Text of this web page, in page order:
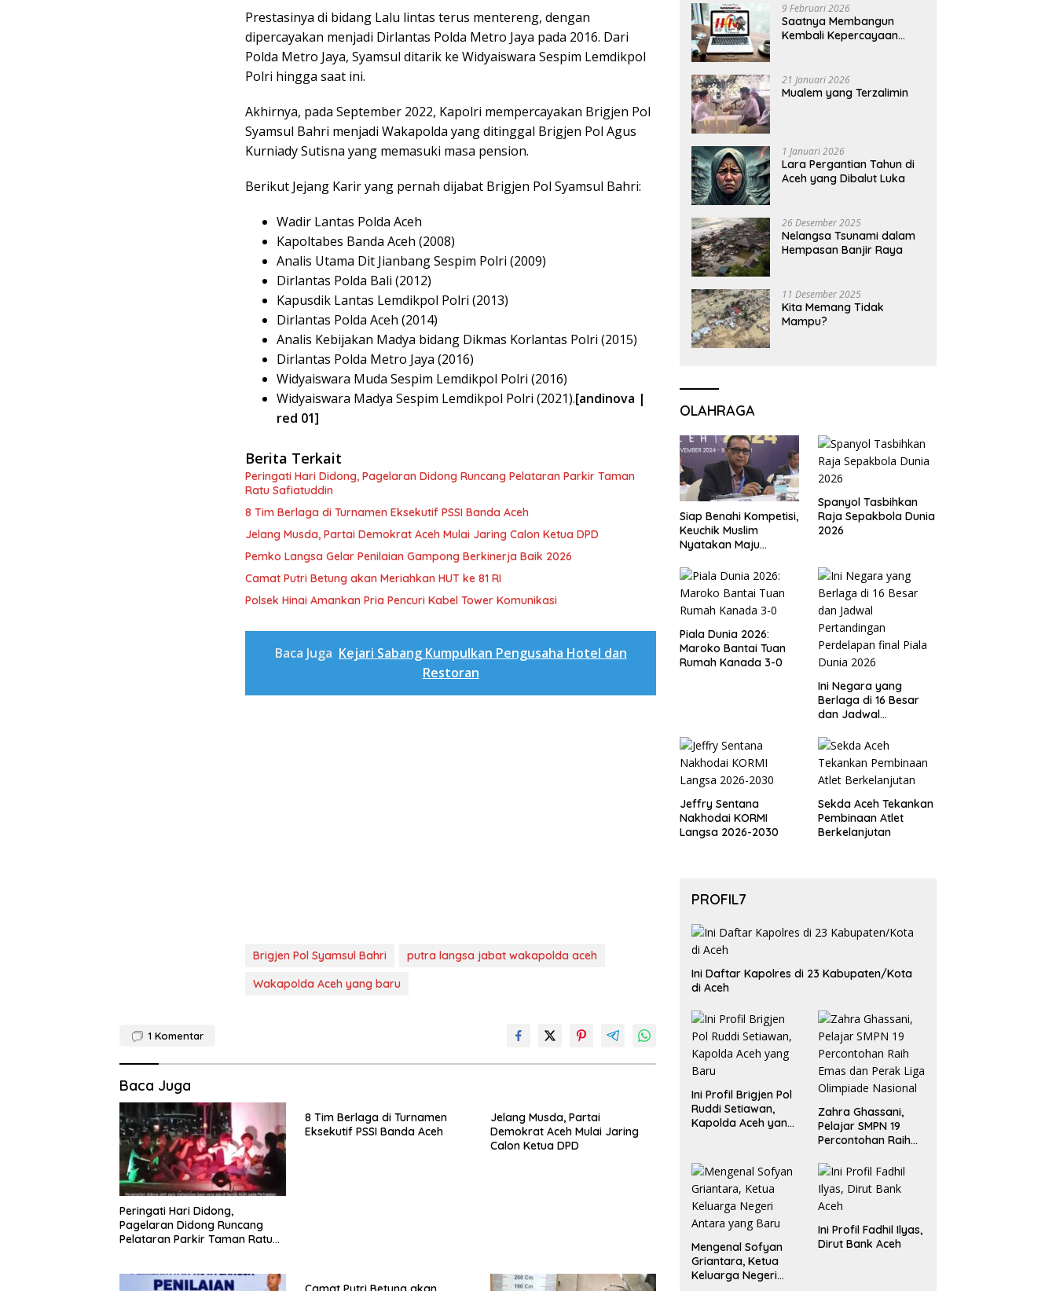
Prestasinya di bidang Lalu lintas terus mentereng, dengan
dipercayakan menjadi Dirlantas Polda Metro Jaya pada 2016. Dari
Polda Metro Jaya, Syamsul ditarik ke Widyaiswara Sespim Lemdikpol
Polri hingga saat ini.
Akhirnya, pada September 2022, Kapolri mempercayakan Brigjen Pol
Syamsul Bahri menjadi Wakapolda yang ditinggal Brigjen Pol Agus
Kurniady Sutisna yang memasuki masa pension.
Berikut Jejang Karir yang pernah dijabat Brigjen Pol Syamsul Bahri:
Wadir Lantas Polda Aceh
Kapoltabes Banda Aceh (2008)
Analis Utama Dit Jianbang Sespim Polri (2009)
Dirlantas Polda Bali (2012)
Kapusdik Lantas Lemdikpol Polri (2013)
Dirlantas Polda Aceh (2014)
Analis Kebijakan Madya bidang Dikmas Korlantas Polri (2015)
Dirlantas Polda Metro Jaya (2016)
Widyaiswara Muda Sespim Lemdikpol Polri (2016)
Widyaiswara Madya Sespim Lemdikpol Polri (2021).[andinova |
red 01]
Berita Terkait
Peringati Hari Didong, Pagelaran Didong Runcang Pelataran Parkir Taman
Ratu Safiatuddin
8 Tim Berlaga di Turnamen Eksekutif PSSI Banda Aceh
Jelang Musda, Partai Demokrat Aceh Mulai Jaring Calon Ketua DPD
Pemko Langsa Gelar Penilaian Gampong Berkinerja Baik 2026
Camat Putri Betung akan Meriahkan HUT ke 81 RI
Polsek Hinai Amankan Pria Pencuri Kabel Tower Komunikasi
Baca Juga Kejari Sabang Kumpulkan Pengusaha Hotel dan
Restoran
Brigjen Pol Syamsul Bahri
putra langsa jabat wakapolda aceh
Wakapolda Aceh yang baru
1 Komentar
Baca Juga
Peringati Hari Didong,
Pagelaran Didong Runcang
Pelataran Parkir Taman Ratu
8 Tim Berlaga di Turnamen
Eksekutif PSSI Banda Aceh
Jelang Musda, Partai
Demokrat Aceh Mulai Jaring
Calon Ketua DPD
9 Februari 2026
Saatnya Membangun
Kembali Kepercayaan
21 Januari 2026
Mualem yang Terzalimin
1 Januari 2026
Lara Pergantian Tahun di
Aceh yang Dibalut Luka
26 Desember 2025
Nelangsa Tsunami dalam
Hempasan Banjir Raya
11 Desember 2025
Kita Memang Tidak
Mampu?
OLAHRAGA
Siap Benahi Kompetisi,
Keuchik Muslim
Nyatakan Maju
Asprov PSSI Aceh
Spanyol Tasbihkan
Raja Sepakbola Dunia
2026
Piala Dunia 2026:
Maroko Bantai Tuan
Rumah Kanada 3-0
Ini Negara yang
Berlaga di 16 Besar
dan Jadwal
Perdelapan final Piala
Dunia 2026
Jeffry Sentana
Nakhodai KORMI
Langsa 2026-2030
Sekda Aceh Tekankan
Pembinaan Atlet
Berkelanjutan
PROFIL7
Ini Daftar Kapolres di 23 Kabupaten/Kota
di Aceh
Ini Profil Brigjen Pol
Ruddi Setiawan,
Kapolda Aceh yang
Zahra Ghassani,
Pelajar SMPN 19
Percontohan Raih
Liga Olimpiade
Nasional
Mengenal Sofyan
Griantara, Ketua
Keluarga Negeri
Ini Profil Fadhil Ilyas,
Dirut Bank Aceh